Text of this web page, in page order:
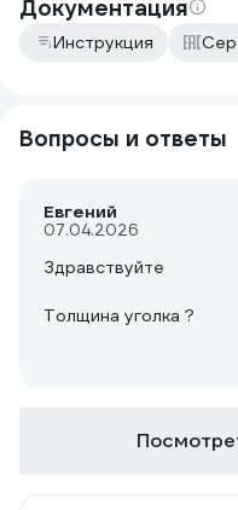
Документация
Инструкция
Вопросы и ответы
Евгений
07.04.2026
Здравствуйте
Толщина уголка ?